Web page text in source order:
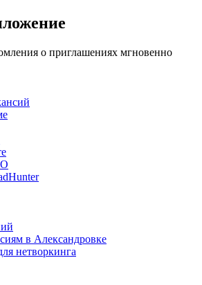
о приглашениях мгновенно
в Александровке
нетворкинга